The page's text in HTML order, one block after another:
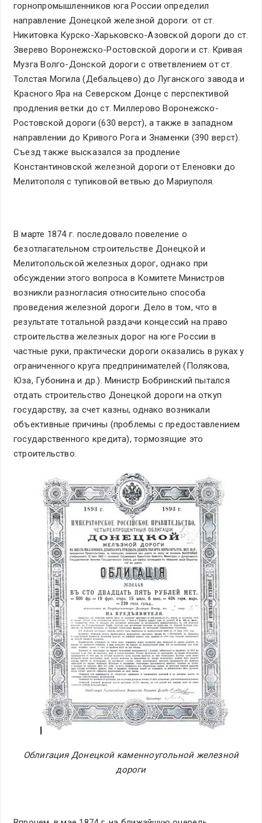
горнопромышленников юга России определил
направление Донецкой железной дороги: от ст.
Никитовка Курско-Харьковско-Азовской дороги до ст.
Зверево Воронежско-Ростовской дороги и ст. Кривая
Музга Волго-Донской дороги с ответвлением от ст.
Толстая Могила (Дебальцево) до Луганского завода и
Красного Яра на Северском Донце с перспективой
продления ветки до ст. Миллерово Воронежско-
Ростовской дороги (630 верст), а также в западном
направлении до Кривого Рога и Знаменки (390 верст).
Съезд также высказался за продление
Константиновской железной дороги от Еленовки до
Мелитополя с тупиковой ветвью до Мариуполя.
В марте 1874 г. последовало повеление о
безотлагательном строительстве Донецкой и
Мелитопольской железных дорог, однако при
обсуждении этого вопроса в Комитете Министров
возникли разногласия относительно способа
проведения железной дороги. Дело в том, что в
результате тотальной раздачи концессий на право
строительства железных дорог на юге России в
частные руки, практически дороги оказались в руках у
ограниченного круга предпринимателей (Полякова,
Юза, Губонина и др.). Министр Бобринский пытался
отдать строительство Донецкой дороги на откуп
государству, за счет казны, однако возникали
объективные причины (проблемы с предоставлением
государственного кредита), тормозящие это
строительство.
Облигация Донецкой каменноугольной железной
дороги